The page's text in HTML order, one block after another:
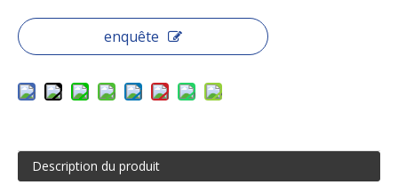
enquête
Description du produit